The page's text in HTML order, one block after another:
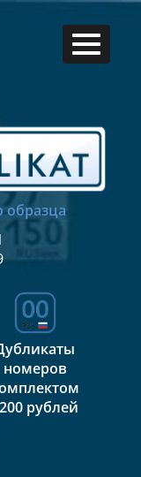
образца
номеров
рублей